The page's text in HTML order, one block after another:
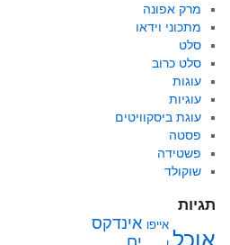
מרק אפונה
מתכוני וידאו
סלט
סלט כרוב
עוגות
עוגיות
עוגת ביסקוויטים
פסטה
פשטידה
שוקולד
תגיות
אוכל
אייפו אינדקס